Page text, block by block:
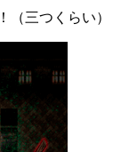
（三つくらい）